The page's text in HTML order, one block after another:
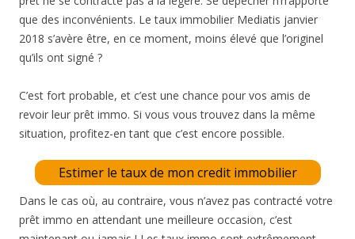
que des inconvénients. Le taux immobilier Mediatis janvier
2018 s’avère être, en ce moment, moins élevé que l’originel
qu’ils ont signé ?
C’est fort probable, et c’est une chance pour vos amis de
revoir leur prêt immo. Si vous vous trouvez dans la même
situation, profitez-en tant que c’est encore possible.
Estimer le taux de mon credit immobilier
Dans le cas où, au contraire, vous n’avez pas contracté votre
prêt immo en attendant une meilleure occasion, c’est